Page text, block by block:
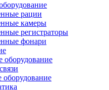
рации
камеры
регистраторы
фонари
оборудование
оборудование